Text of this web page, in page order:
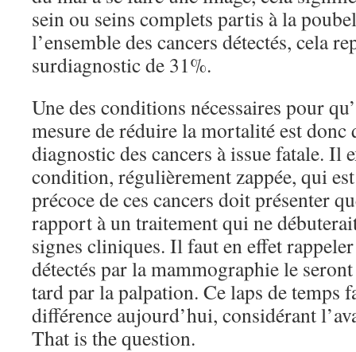
sein ou seins complets partis à la
l’ensemble des cancers détectés, cela
surdiagnostic de 31%.
Une des conditions nécessaires pour
mesure de réduire la mortalité est donc
diagnostic des cancers à issue fatale. Il
condition, régulièrement zappée, qui
précoce de ces cancers doit présenter
rapport à un traitement qui ne
signes cliniques. Il faut en effet
détectés par la mammographie le
tard par la palpation. Ce laps de temps
différence aujourd’hui, considérant
That is the question.